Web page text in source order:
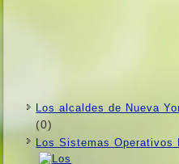
Los alcaldes de Nueva
(0)
Los Sistemas Operativos